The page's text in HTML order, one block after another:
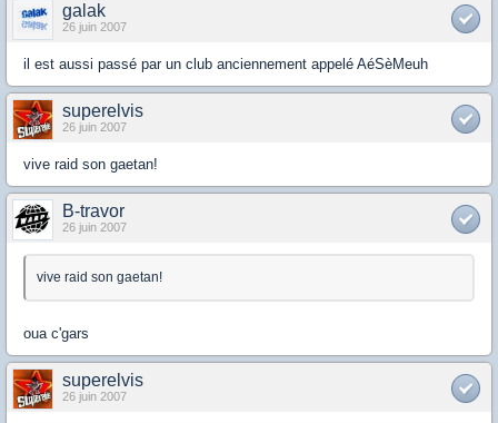
galak
26 juin 2007
il est aussi passé par un club anciennement appelé AéSèMeuh
superelvis
26 juin 2007
vive raid son gaetan!
B-travor
26 juin 2007
vive raid son gaetan!
oua c'gars
superelvis
26 juin 2007